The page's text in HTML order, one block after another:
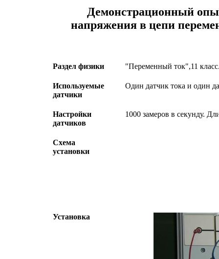
Демонстрационный
напряжения в цепи
Раздел физики "Переменный ток",11
Используемые
датчики
Один датчик тока и один
Настройки
датчиков
1000 замеров в секунду.
Схема
установки
Установка